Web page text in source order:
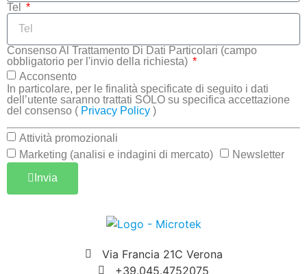
Tel
Consenso Al Trattamento Di Dati Particolari (campo
obbligatorio per l'invio della richiesta)
Acconsento
In particolare, per le finalità specificate di seguito i dati
dell’utente saranno trattati SOLO su specifica accettazione
del consenso ( Privacy Policy )
Attività promozionali
Marketing (analisi e indagini di mercato)
Newsletter
Invia
Via Francia 21C Verona
+39.045.4752075